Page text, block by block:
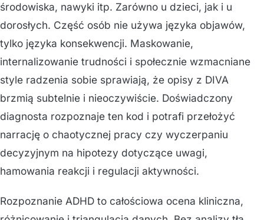
środowiska, nawyki itp. Zarówno u dzieci, jak i u
dorosłych. Część osób nie używa języka objawów,
tylko języka konsekwencji. Maskowanie,
internalizowanie trudności i społecznie wzmacniane
style radzenia sobie sprawiają, że opisy z DIVA
brzmią subtelnie i nieoczywiście. Doświadczony
diagnosta rozpoznaje ten kod i potrafi przełożyć
narrację o chaotycznej pracy czy wyczerpaniu
decyzyjnym na hipotezy dotyczące uwagi,
hamowania reakcji i regulacji aktywności.
Rozpoznanie ADHD to całościowa ocena kliniczna,